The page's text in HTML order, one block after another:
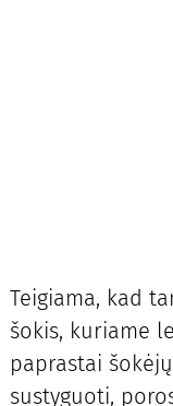
Teigiama, kad
šokis, kuriame
paprastai
sustyguoti,